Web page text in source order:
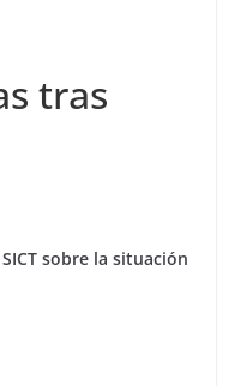
tras
sobre la situación